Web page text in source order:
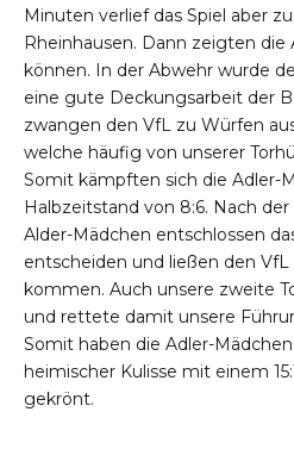
Minuten verlief das Spiel aber
Rheinhausen. Dann zeigten die
können. In der Abwehr wurde
eine gute Deckungsarbeit der
zwangen den VfL zu Würfen
welche häufig von unserer
Somit kämpften sich die Adler-
Halbzeitstand von 8:6. Nach
Alder-Mädchen entschlossen
entscheiden und ließen den
kommen. Auch unsere zweite
und rettete damit unsere
Somit haben die Adler-
heimischer Kulisse mit einem
gekrönt.